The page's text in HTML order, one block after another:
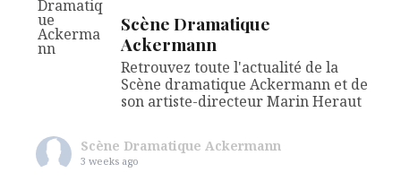
Scène Dramatique
Ackermann
Retrouvez toute l'actualité de la
Scène dramatique Ackermann et de
son artiste-directeur Marin Heraut
Scène Dramatique Ackermann
3 weeks ago